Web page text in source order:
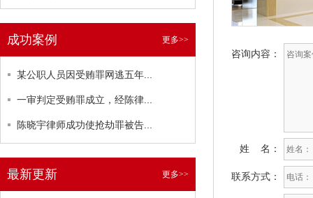
成功案例 更多>>
某公职人员因受贿罪网逃五年...
一审判定受贿罪成立，经陈律...
陈晓宇律师成功使抢劫罪被告...
最新更新 更多>>
咨询内容：
姓 名：
联系方式：